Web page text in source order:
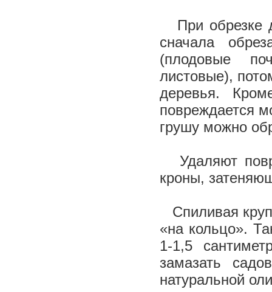
При обрезке
сначала
(плодовые
листовые),
деревья.
повреждается
грушу можно
Удаляют
кроны,
Спиливая
«на кольцо».
1-1,5
замазать
натуральной